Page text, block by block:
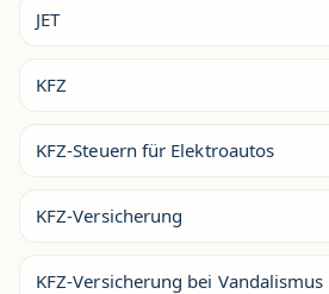
JET
KFZ
KFZ-Steuern für Elektroautos
KFZ-Versicherung
KFZ-Versicherung bei Vandalismus